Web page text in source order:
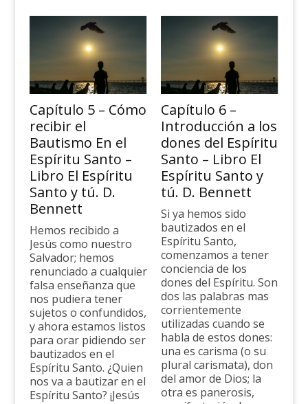
Capítulo 5 – Cómo
recibir el
Bautismo En el
Espíritu Santo –
Libro El Espíritu
Santo y tú. D.
Bennett
Hemos recibido a
Jesús como nuestro
Salvador; hemos
renunciado a cualquier
falsa enseñanza que
nos pudiera tener
sujetos o confundidos,
y ahora estamos listos
para orar pidiendo ser
bautizados en el
Espíritu Santo. ¿Quien
nos va a bautizar en el
Espíritu Santo? ¡Jesús
Capítulo 6 –
Introducción a los
dones del Espíritu
Santo – Libro El
Espíritu Santo y
tú. D. Bennett
Si ya hemos sido
bautizados en el
Espíritu Santo,
comenzamos a tener
conciencia de los
dones del Espíritu. Son
dos las palabras mas
corrientemente
utilizadas cuando se
habla de estos dones:
una es carisma (o su
plural carismata), don
del amor de Dios; la
otra es panerosis,